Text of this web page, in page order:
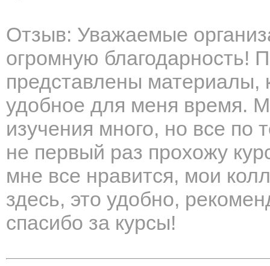
Отзыв: Уважаемые
огромную благодарность!
представлены материалы,
удобное для меня время.
изучения много, но все
не первый раз прохожу
мне все нравится, мои
здесь, это удобно,
спасибо за курсы!